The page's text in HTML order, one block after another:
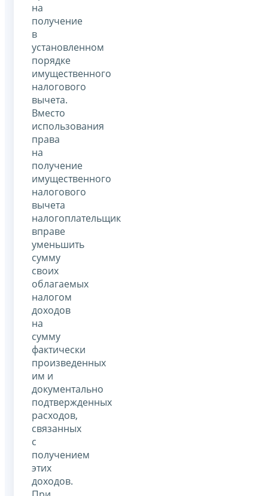
на
получение
в
установленном
порядке
имущественного
налогового
вычета.
Вместо
использования
права
на
получение
имущественного
налогового
вычета
налогоплательщик
вправе
уменьшить
сумму
своих
облагаемых
налогом
доходов
на
сумму
фактически
произведенных
им и
документально
подтвержденных
расходов,
связанных
с
получением
этих
доходов.